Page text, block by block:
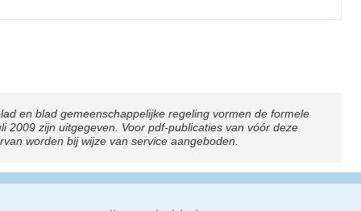
en blad gemeenschappelijke regeling vormen de formele
2009 zijn uitgegeven. Voor pdf-publicaties van vóór deze
worden bij wijze van service aangeboden.